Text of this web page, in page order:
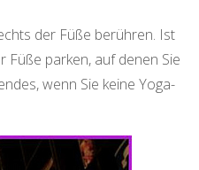
der Füße berühren. Ist
Füße parken, auf denen Sie
wenn Sie keine Yoga-